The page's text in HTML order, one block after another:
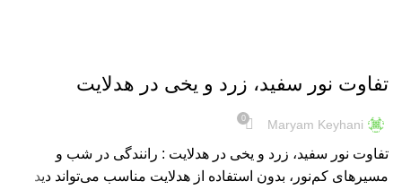
تفاوت نور سفید، زرد و یخی در هدلایت
Maryam Keyhani
0
تفاوت نور سفید، زرد و یخی در هدلایت : رانندگی در شب و
مسیرهای کم‌نور، بدون استفاده از هدلایت مناسب می‌تواند دید